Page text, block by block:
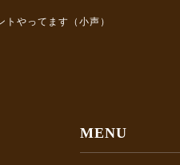
トやってます（小声）
MENU